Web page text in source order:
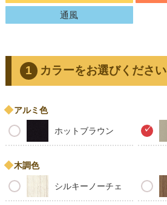
通風
カラーをお選びください
アルミ色
ホットブラウン
木調色
シルキーノーチェ